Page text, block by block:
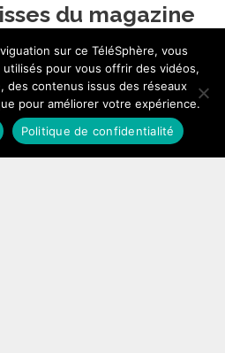
du magazine
» avec Samira
…
sur ce TéléSphère, vous
pour vous offrir des vidéos,
des contenus issus des réseaux
pour améliorer votre expérience.
Politique de confidentialité